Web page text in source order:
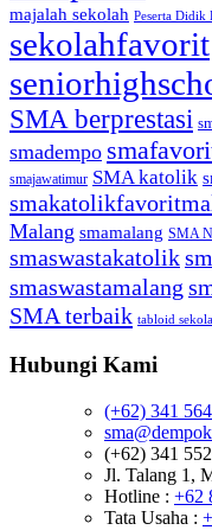
majalah sekolah Peserta Didik
sekolahfavorit
SMA berprestasi
smadempo
smajawatimur SMA katolik
Malang smamalang SMA
smaswastakatolik
smaswastamalang
SMA terbaik tabloid
Hubungi Kami
(+62) 341
(+62) 341
Jl. Talang 1,
Hotline : +62
Tata Usaha :